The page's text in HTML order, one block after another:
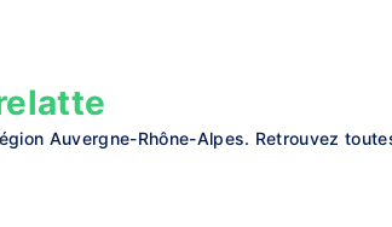
Auvergne-Rhône-Alpes. Retrouvez